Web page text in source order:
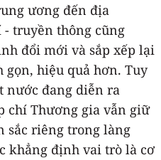
ương đến địa
truyền thông cũng
đổi mới và sắp xếp lại
hiệu quả hơn. Tuy
nước đang diễn ra
chí Thương gia vẫn giữ
sắc riêng trong làng
khẳng định vai trò là cơ